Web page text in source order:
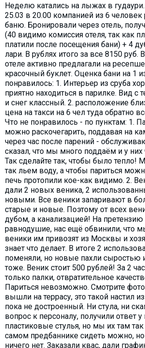
Неделю катались на лыжах в
25.03 в 20.00 компанией из 6
баню. Бронировали через отель,
(40 видимо комиссия отеля, так как
платили после посещения бани) + 4
лари. В рублях итого за все 8150 руб.
отеле активно предлагали на
красочный буклет. Оценка бани на 1
понравилось: 1. Интерьер из сруба
приятно находиться в парилке. Вид с
и снег классный. 2. расположение
цена на такси на 6 чел туда обратно
Что не понравилось - по пунктам: 1.
можно раскочегарить, поддавая на
через час после парений -
сказал, что мы много поддаём и у них
Так сделайте так, чтобы было тепло!
так льем воду, а чтобы париться
печь протопили кое-как видимо. 2.
дали 2 новых веника, 2
новыми. Все веники запаривают в
старые и новые. Поэтому от всех
дубом, а канализацией! На
равнодушие, нас ещё обвинили, что
веники им привозят из Москвы и
знает что делает. В итоге 2
поменяли, но новые пахли сыростью
тоже. Веник стоит 500 рублей! За 2
только палки, отвратительное
Париться невозможно. Смотрите
вышли на террасу, это такой настил
пока не достроенный. Ни стула, ни
вопрос к персоналу, получили ответ у
пластиковые стулья, но мы их там
самом предбаннике сидеть можно, но
ничего нет. Заказали квас, дали